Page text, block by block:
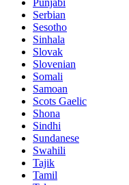
Punjabi
Serbian
Sesotho
Sinhala
Slovak
Slovenian
Somali
Samoan
Scots Gaelic
Shona
Sindhi
Sundanese
Swahili
Tajik
Tamil